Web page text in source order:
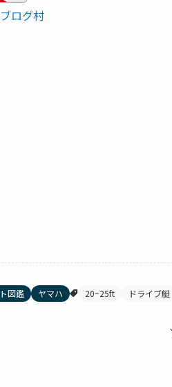
ログ村
図鑑 ヤマハ 20~25ft ドライブ艇